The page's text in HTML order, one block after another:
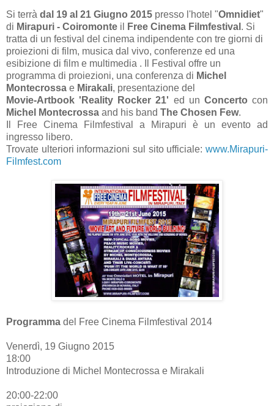
Si terrà dal 19 al 21 Giugno 2015 presso l'hotel "Omnidiet"
di Mirapuri - Coiromonte i Free Cinema Filmfestival . Si
tratta di un festival del cinema indipendente con tre giorni di
proiezioni di film, musica dal vivo, conferenze ed una
esibizione di film e multimedia . Il Festival offre un
programma di proiezioni, una conferenza di Michel
Montecrossa e Mirakali, presentazione del
Movie-Artbook 'Reality Rocker 21' ed un Concertocon
Michel Montecrossa and his band The Chosen Few.
Il Free Cinema Filmfestival a Mirapuri è un evento ad
ingresso libero.
Trovate ulteriori informazioni sul sito ufficiale: www.Mirapuri-
Filmfest.com
Programma del Free Cinema Filmfestival 2014
Venerdì, 19 Giugno 2015
18:00
Introduzione di Michel Montecrossa e Mirakali
20:00-22:00